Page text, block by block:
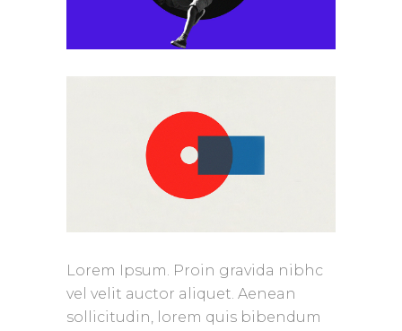
Lorem Ipsum. Proin gravida nibhc
vel velit auctor aliquet. Aenean
sollicitudin, lorem quis bibendum